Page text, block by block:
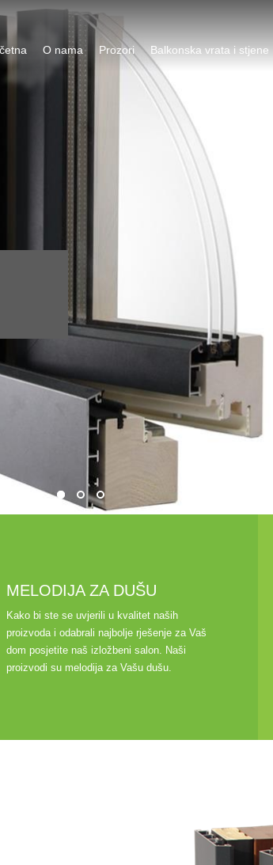
O nama Prozori Balkonska vrata i stjene
MELODIJA ZA DUŠU
Kako bi ste se uvjerili u kvalitet naših
proizvoda i odabrali najbolje rješenje za Vaš
dom posjetite naš izložbeni salon. Naši
proizvodi su melodija za Vašu dušu.